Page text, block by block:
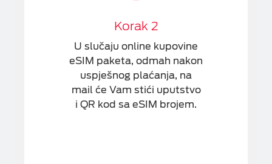
Korak 2
U slučaju online kupovine
eSIM paketa, odmah nakon
uspješnog plaćanja, na
mail će Vam stići uputstvo
i QR kod sa eSIM brojem.